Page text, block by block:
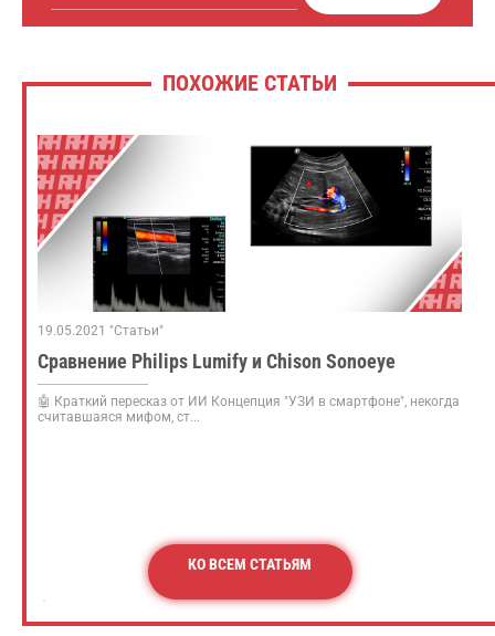
ПОХОЖИЕ СТАТЬИ
19.05.2021 "Статьи"
Сравнение Philips Lumify и Chison Sonoeye
🤖 Краткий пересказ от ИИ Концепция "УЗИ в смартфоне", некогда
считавшаяся мифом, ст...
КО ВСЕМ СТАТЬЯМ